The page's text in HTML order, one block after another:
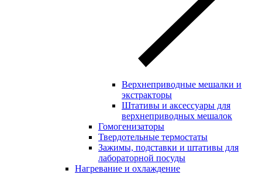
Верхнеприводные мешалки и
экстракторы
Штативы и аксессуары для
верхнеприводных мешалок
Гомогенизаторы
Твердотельные термостаты
Зажимы, подставки и штативы для
лабораторной посуды
Нагревание и охлаждение